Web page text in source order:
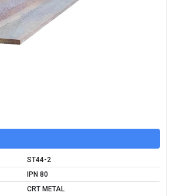
ST44-2
IPN 80
CRT METAL